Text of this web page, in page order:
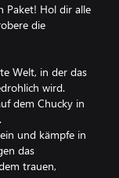
Paket! Hol dir alle
die
Welt, in der das
wird.
dem Chucky in
und kämpfe in
das
trauen,